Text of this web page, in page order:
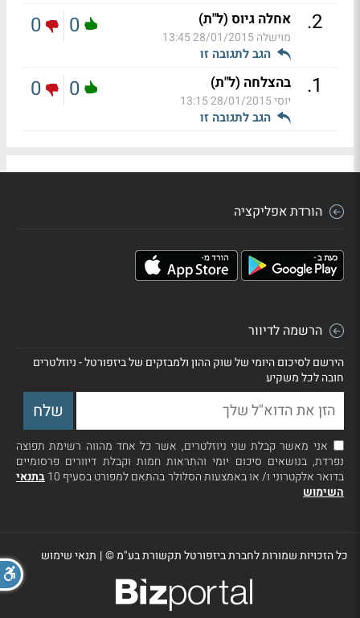
2
. אחלה גיוס (ל"ת)
מוישלה28/01/2015 13:45
הגב לתגובה זו
0
0
1
. בהצלחה (ל"ת)
יוסי28/01/2015 13:15
הגב לתגובה זו
0
0
הורדת אפליקציה
הרשמה לדיוור
הירשם לסיכום היומי של שוק ההון ולמבזקים של ביזפורטל - ניוזלטרים
חובה לכל משקיע
אני מאשר קבלת שני ניוזלטרים, אשר כל אחד מהווה רשימת תפוצה
נפרדת, בנושאים סיכום יומי והתראות חמות וקבלת דיוורים פרסומיים
בדואר אלקטרוני ו/ או באמצעות הסלולר בהתאם למפורט בסעיף 10
בתנאי
השימוש
כל הזכויות שמורות לחברת ביזפורטל תקשורת בע"מ ©| תנאי שימוש